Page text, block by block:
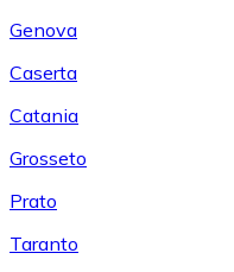
Genova
Caserta
Catania
Grosseto
Prato
Taranto